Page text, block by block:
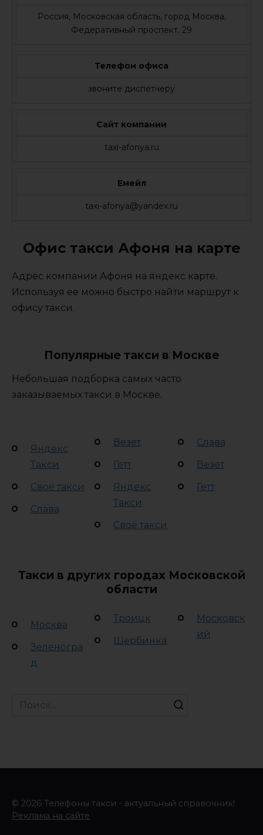
Россия, Московская область, город Москва,
Федеративный проспект, 29
Телефон офиса
звоните диспетчеру
Сайт компании
taxi-afonya.ru
Емейл
taxi-afonya@yandex.ru
Офис такси Афоня на карте
Адрес компании Афоня на яндекс карте.
Используя ее можно быстро найти маршрут к
офису такси.
Популярные такси в Москве
Небольшая подборка самых часто
заказываемых такси в Москве.
Яндекс
Такси
Своё такси
Слава
Везет
Гетт
Яндекс
Такси
Своё такси
Слава
Везет
Гетт
Такси в других городах Московской
области
Москва
Зеленогра
д
Троицк
Щербинка
Московск
ий
Search
© 2026 Телефоны такси - актуальный справочник!
Реклама на сайте